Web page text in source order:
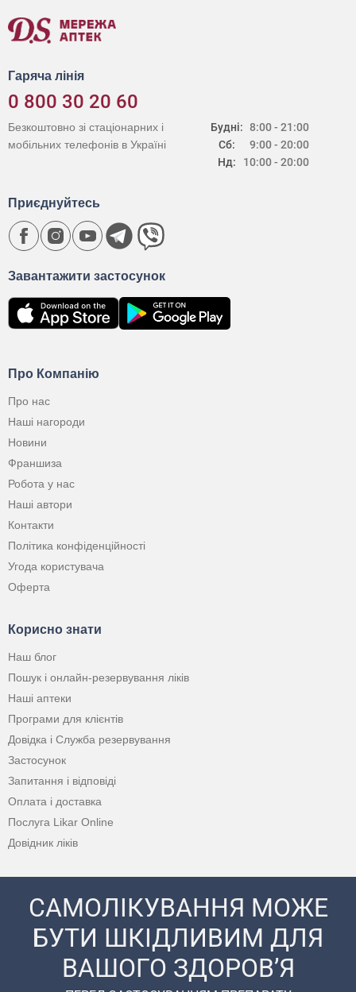
Гаряча лінія
0 800 30 20 60
Будні:
Сб:
Нд:
8:00 - 21:00
9:00 - 20:00
10:00 - 20:00
Безкоштовно зі стаціонарних і
мобільних телефонів в Україні
Про Компанію
Про нас
Наші нагороди
Новини
Франшиза
Робота у нас
Наші автори
Контакти
Політика конфіденційності
Угода користувача
Оферта
Корисно знати
Наш блог
Пошук і онлайн-резервування ліків
Наші аптеки
Програми для клієнтів
Довідка і Служба резервування
Застосунок
Запитання і відповіді
Оплата і доставка
Послуга Likar Online
Довідник ліків
Завантажити застосунок
Приєднуйтесь
САМОЛІКУВАННЯ МОЖЕ
БУТИ ШКІДЛИВИМ ДЛЯ
ВАШОГО ЗДОРОВ’Я